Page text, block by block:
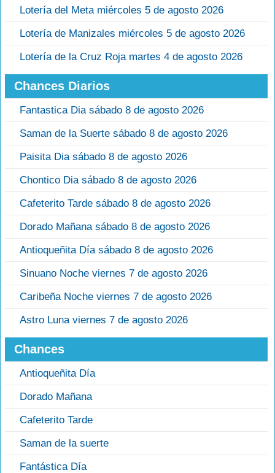
Lotería del Meta miércoles 5 de agosto 2026
Lotería de Manizales miércoles 5 de agosto 2026
Lotería de la Cruz Roja martes 4 de agosto 2026
Chances Diarios
Fantastica Dia sábado 8 de agosto 2026
Saman de la Suerte sábado 8 de agosto 2026
Paisita Dia sábado 8 de agosto 2026
Chontico Dia sábado 8 de agosto 2026
Cafeterito Tarde sábado 8 de agosto 2026
Dorado Mañana sábado 8 de agosto 2026
Antioqueñita Día sábado 8 de agosto 2026
Sinuano Noche viernes 7 de agosto 2026
Caribeña Noche viernes 7 de agosto 2026
Astro Luna viernes 7 de agosto 2026
Chances
Antioqueñita Día
Dorado Mañana
Cafeterito Tarde
Saman de la suerte
Fantástica Día